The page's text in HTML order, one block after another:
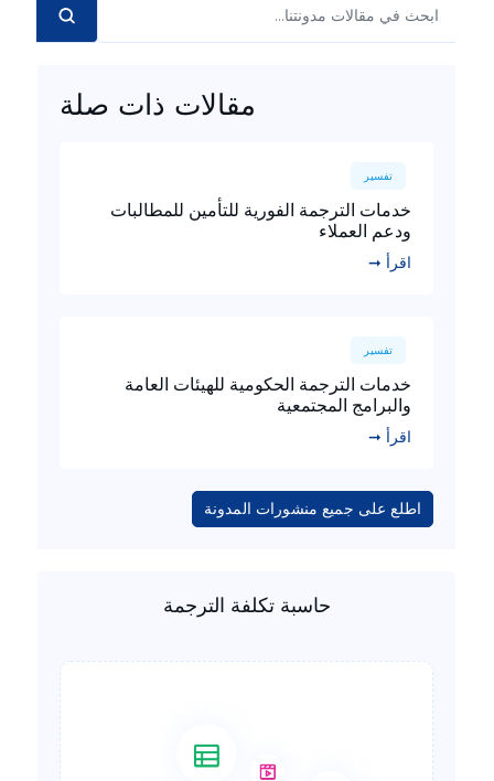
مقالات ذات صلة
تفسير
خدمات الترجمة الفورية للتأمين للمطالبات
ودعم العملاء
اقرأ ➞
تفسير
خدمات الترجمة الحكومية للهيئات العامة
والبرامج المجتمعية
اقرأ ➞
اطلع على جميع منشورات المدونة
حاسبة تكلفة الترجمة